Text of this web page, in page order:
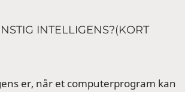
INTELLIGENS?(KORT
er, når et computerprogram kan